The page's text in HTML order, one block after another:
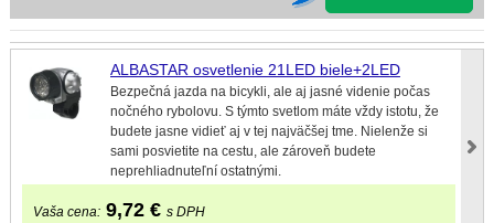
ALBASTAR osvetlenie 21LED biele+2LED
Bezpečná jazda na bicykli, ale aj jasné videnie počas
nočného rybolovu. S týmto svetlom máte vždy istotu, že
budete jasne vidieť aj v tej najväčšej tme. Nielenže si
sami posvietite na cestu, ale zároveň budete
neprehliadnuteľní ostatnými.
Vaša cena: 9,72 € s DPH